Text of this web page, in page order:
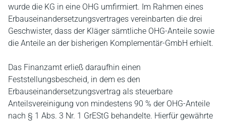
wurde die KG in eine OHG umfirmiert. Im Rahmen eines
Erbauseinandersetzungsvertrages vereinbarten die drei
Geschwister, dass der Kläger sämtliche OHG-Anteile sowie
die Anteile an der bisherigen Komplementär-GmbH erhielt.
Das Finanzamt erließ daraufhin einen
Feststellungsbescheid, in dem es den
Erbauseinandersetzungsvertrag als steuerbare
Anteilsvereinigung von mindestens 90 % der OHG-Anteile
nach § 1 Abs. 3 Nr. 1 GrEStG behandelte. Hierfür gewährte